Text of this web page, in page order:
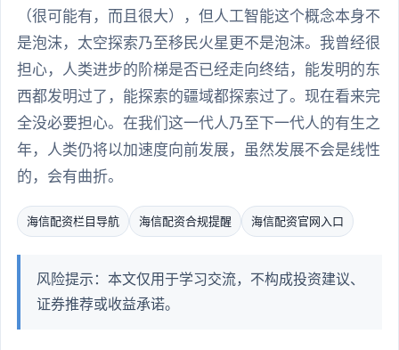
（很可能有，而且很大），但人工智能这个概念本身不
是泡沫，太空探索乃至移民火星更不是泡沫。我曾经很
担心，人类进步的阶梯是否已经走向终结，能发明的东
西都发明过了，能探索的疆域都探索过了。现在看来完
全没必要担心。在我们这一代人乃至下一代人的有生之
年，人类仍将以加速度向前发展，虽然发展不会是线性
的，会有曲折。
海信配资栏目导航 海信配资合规提醒 海信配资官网入口
风险提示：本文仅用于学习交流，不构成投资建议、
证券推荐或收益承诺。